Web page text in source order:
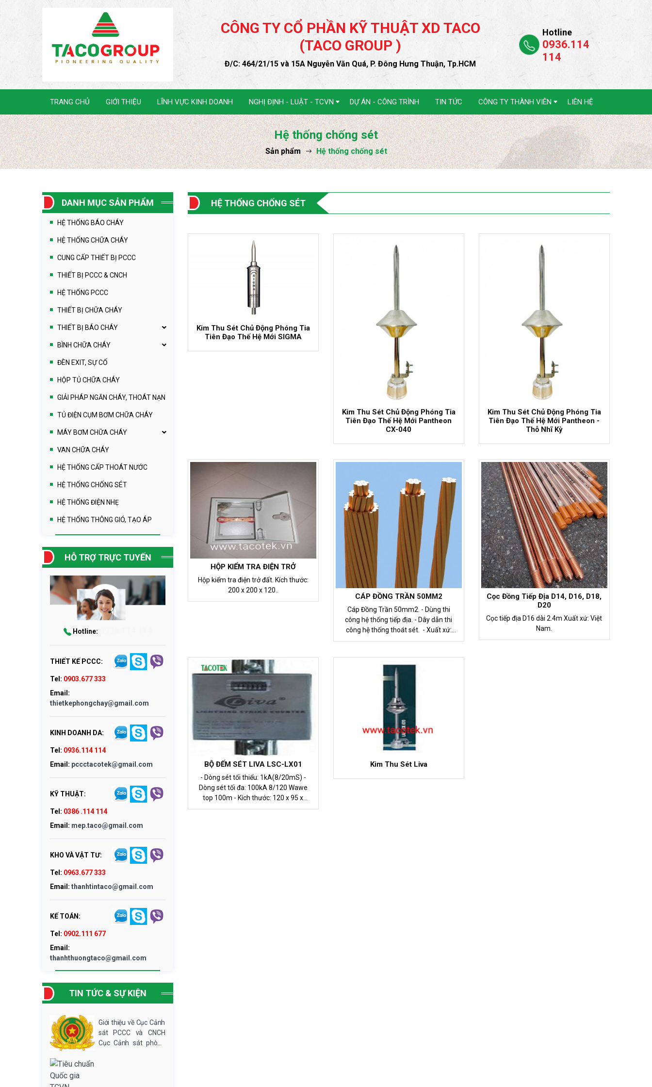
CÔNG TY CỔ PHẦN KỸ THUẬT XD TACO
(TACO GROUP )
Đ/C: 464/21/15 và 15A Nguyễn Văn Quá, P. Đông Hưng Thuận, Tp.HCM
Hotline
0936.114
114
TRANG CHỦ GIỚI THIỆU LĨNH VỰC KINH DOANH NGHỊ ĐỊNH - LUẬT - TCVN DỰ ÁN - CÔNG TRÌNH TIN TỨC CÔNG TY THÀNH VIÊN LIÊN HỆ
Hệ thống chống sét
Sản phẩm Hệ thống chống sét
HỆ THỐNG CHỐNG SÉT
Kim Thu Sét Chủ Động Phóng Tia
Tiên Đạo Thế Hệ Mới SIGMA
Kim Thu Sét Chủ Động Phóng Tia
Tiên Đạo Thế Hệ Mới Pantheon
CX-040
Kim Thu Sét Chủ Động Phóng Tia
Tiên Đạo Thế Hệ Mới Pantheon -
Thỗ Nhĩ Kỳ
HỘP KIỂM TRA ĐIỆN TRỞ
Hộp kiểm tra điện trở đất. Kích thước:
200 x 200 x 120..
CÁP ĐỒNG TRẦN 50MM2
Cáp Đồng Trần 50mm2. - Dùng thi
công hệ thống tiếp địa. - Dây dẫn thi
công hệ thống thoát sét. - Xuất xứ:
Việt Nam.
- 9%
Cọc Đồng Tiếp Địa D14, D16, D18,
D20
Cọc tiếp địa D16 dài 2.4m Xuất xứ: Việt
Nam.
BỘ ĐẾM SÉT LIVA LSC-LX01
- Dòng sét tối thiểu: 1kA(8/20mS) -
Dòng sét tối đa: 100kA 8/120 Wawe
top 100m - Kích thước: 120 x 95 x
50mm (max. 200mm)
Kim Thu Sét Liva
DANH MỤC SẢN PHẨM
HỆ THỐNG BÁO CHÁY
HỆ THỐNG CHỮA CHÁY
CUNG CẤP THIẾT BỊ PCCC
THIẾT BỊ PCCC & CNCH
HỆ THỐNG PCCC
THIẾT BỊ CHỮA CHÁY
THIẾT BỊ BÁO CHÁY
BÌNH CHỮA CHÁY
ĐÈN EXIT, SỰ CỐ
HỘP TỦ CHỮA CHÁY
GIẢI PHÁP NGĂN CHÁY, THOÁT NẠN
TỦ ĐIỆN CỤM BƠM CHỮA CHÁY
MÁY BƠM CHỮA CHÁY
VAN CHỮA CHÁY
HỆ THỐNG CẤP THOÁT NƯỚC
HỆ THỐNG CHỐNG SÉT
HỆ THỐNG ĐIỆN NHẸ
HỆ THỐNG THÔNG GIÓ, TẠO ÁP
HỖ TRỢ TRỰC TUYẾN
Hotline:
THIẾT KẾ PCCC:
Tel: 0903.677 333
Email:
thietkephongchay@gmail.com
KINH DOANH DA:
Tel: 0936.114 114
Email: pccctacotek@gmail.com
KỸ THUẬT:
Tel: 0386 .114 114
Email: mep.taco@gmail.com
KHO VÀ VẬT TƯ:
Tel: 0963.677 333
Email: thanhtintaco@gmail.com
KẾ TOÁN:
Tel: 0902.111 677
Email:
thanhthuongtaco@gmail.com
TIN TỨC & SỰ KIỆN
Giới thiệu về Cục Cảnh
sát PCCC và CNCH
Cục Cảnh sát phòng